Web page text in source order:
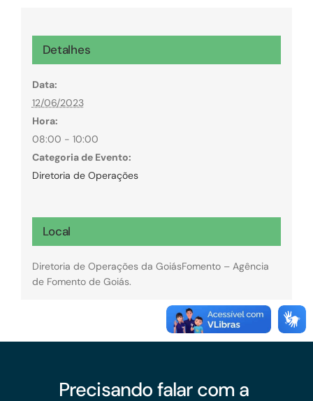
Detalhes
Data:
12/06/2023
Hora:
08:00 - 10:00
Categoria de Evento:
Diretoria de Operações
Local
Diretoria de Operações da GoiásFomento – Agência
de Fomento de Goiás.
Precisando falar com a